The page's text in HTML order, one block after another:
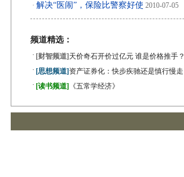
· 解决“医闹”，保险比警察好使 2010-07-05
频道精选：
· [财智频道] 天价奇石开价过亿元 谁是价格推手？
· [思想频道] 资产证券化：快步疾驰还是慎行慢走
· [读书频道] 《五常学经济》